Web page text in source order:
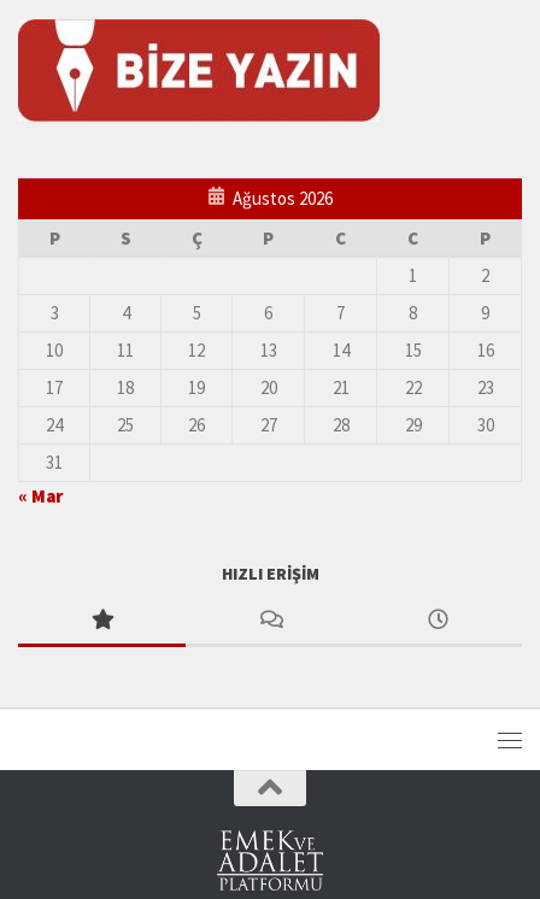
Ağustos 2026
P
S Ç P C C
P
1
2
3
4 5 6 7 8
9
10
11 12 13 14 15
16
17
18 19 20 21 22
23
24
25 26 27 28 29
30
31
« Mar
HIZLI ERIŞIM